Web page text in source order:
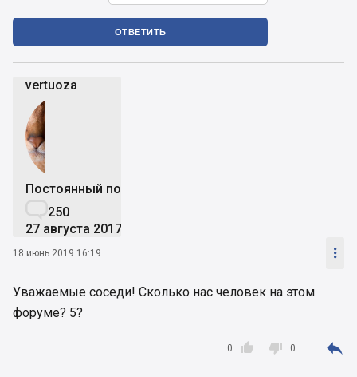
ОТВЕТИТЬ
vertuoza
Постоянный пользователь
250
27 августа 2017
18 июнь 2019 16:19 
Уважаемые соседи! Сколько нас человек на этом
форуме? 5?

0  0 